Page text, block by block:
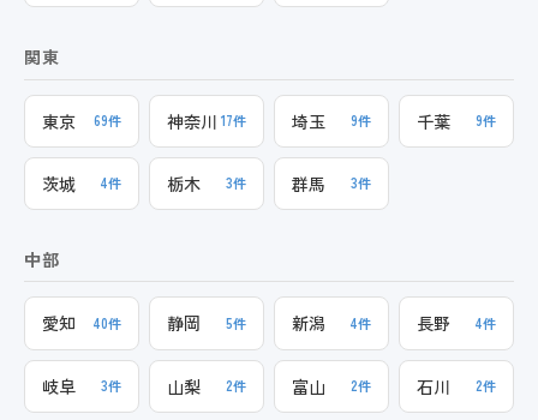
関東
東京 69件 神奈川 17件 埼玉 9件 千葉 9件
茨城 4件 栃木 3件 群馬 3件
中部
愛知 40件 静岡 5件 新潟 4件 長野 4件
岐阜 3件 山梨 2件 富山 2件 石川 2件